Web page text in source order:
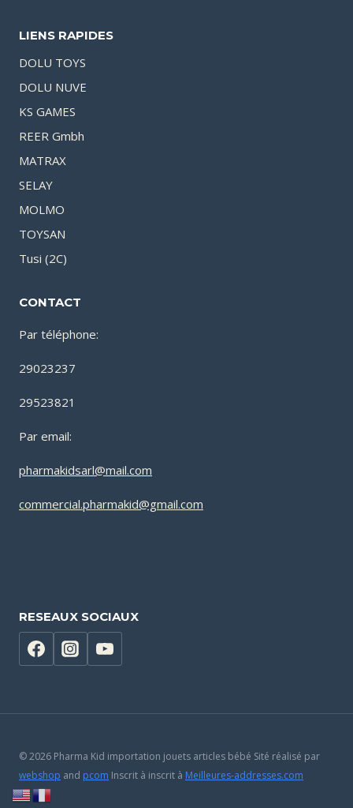
LIENS RAPIDES
DOLU TOYS
DOLU NUVE
KS GAMES
REER Gmbh
MATRAX
SELAY
MOLMO
TOYSAN
Tusi (2C)
CONTACT
Par téléphone:
29023237
29523821
Par email:
pharmakidsarl@mail.com
commercial.pharmakid@gmail.com
RESEAUX SOCIAUX
© 2026 Pharma Kid importation jouets articles bébé Sité réalisé par
webshop and pcom Inscrit à inscrit à Meilleures-addresses.com